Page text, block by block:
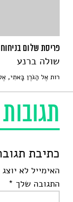
תגובות
כתיבת
האימייל לא
התגובה שלך *
פריסת שלום
שולה ברנע
רות אֶל הַגֹּרֶן בָּאתִי,